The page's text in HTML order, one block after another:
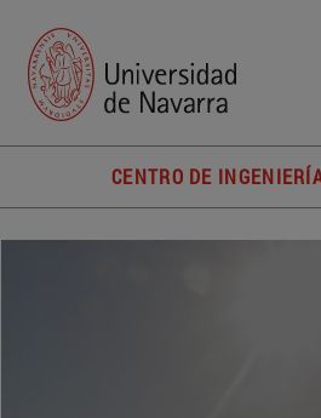
CENTRO DE